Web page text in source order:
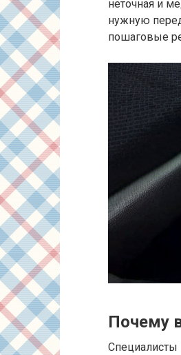
неточная и
нужную
пошаговые
Почему
Специалисты